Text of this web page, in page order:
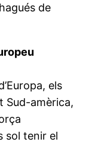
de
els
Sud-amèrica,
sol tenir el